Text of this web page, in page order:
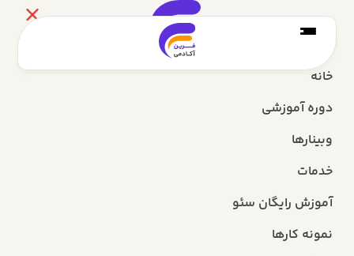
خانه
دوره آموزشی
وبینارها
خدمات
آموزش رایگان سئو
نمونه کارها